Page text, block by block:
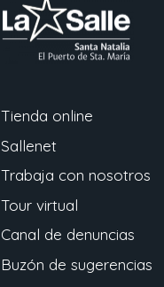
Tienda online
Sallenet
Trabaja con nosotros
Tour virtual
Canal de denuncias
Buzón de sugerencias